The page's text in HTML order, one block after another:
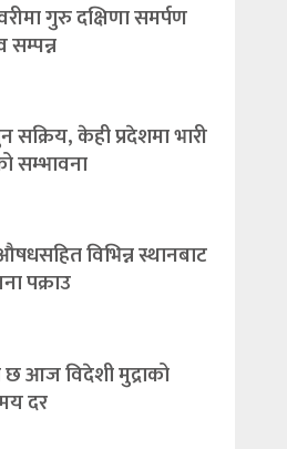
गुरु दक्षिणा समर्पण
सक्रिय, केही प्रदेशमा भारी
सम्भावना
विभिन्न स्थानबाट
पक्राउ
छ आज विदेशी मुद्राको
दर